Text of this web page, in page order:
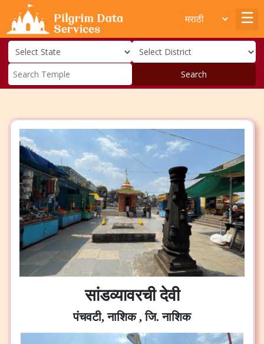
Search
सांडव्यावरची देवी
पंचवटी, नाशिक , जि. नाशिक